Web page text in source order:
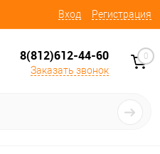
Вход Регистрация
8(812)612-44-60
Заказать звонок
0